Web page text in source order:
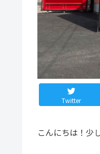
Twitter
こんにちは！少